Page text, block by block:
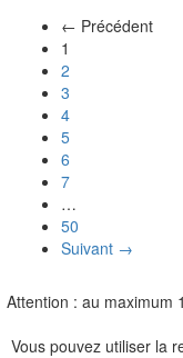
← Précédent
1
2
3
4
5
6
7
…
50
Suivant →
Attention : au maximum
Vous pouvez utiliser la